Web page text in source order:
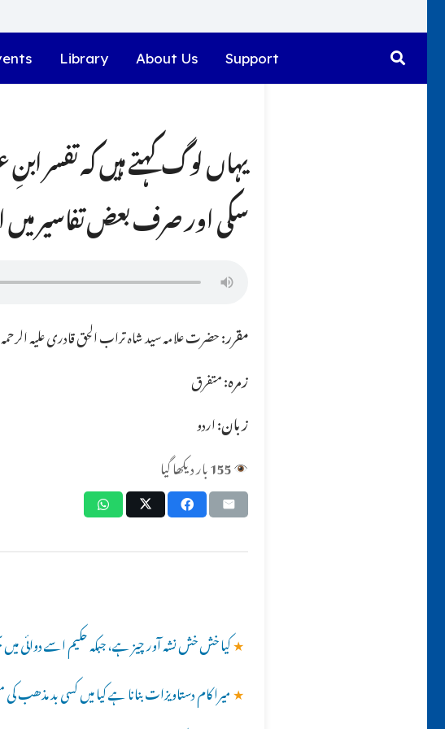
Library About Us Support
یہاں لوگ کہتے ہیں کہ تفسر
سکی اور صرف بعض تفاسیر
مقرر:حضرت علامہ سید شاہ تراب الحق قادری علیہ الرحمہ
زمرہ:متفرق
زبان:اردو
155بار دیکھا گیا
★کیا خش خش نشہ آور چیز ہے، جبکہ حکیم اسے دوائی
★میرا کام دستاویزات بنانا ہے کیا میں کسی بد مذھب